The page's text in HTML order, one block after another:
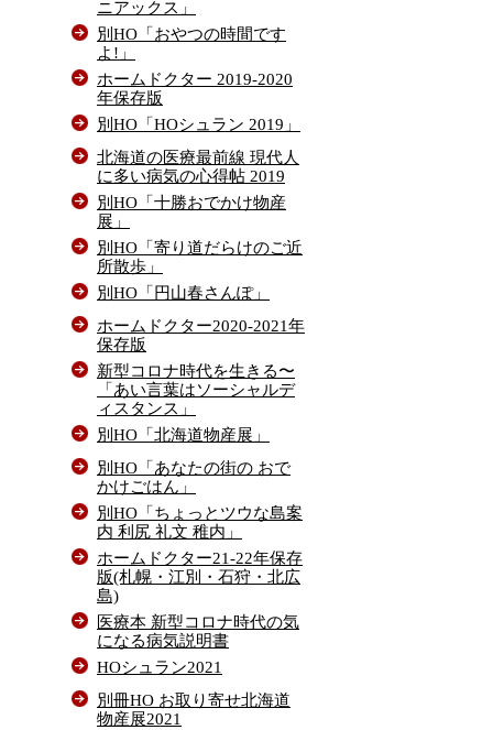
ニアックス」
別HO「おやつの時間です
よ!」
ホームドクター 2019-2020
年保存版
別HO「HOシュラン 2019」
北海道の医療最前線 現代人
に多い病気の心得帖 2019
別HO「十勝おでかけ物産
展」
別HO「寄り道だらけのご近
所散歩」
別HO「円山春さんぽ」
ホームドクター2020-2021年
保存版
新型コロナ時代を生きる〜
「あい言葉はソーシャルデ
ィスタンス」
別HO「北海道物産展」
別HO「あなたの街の おで
かけごはん」
別HO「ちょっとツウな島案
内 利尻 礼文 稚内」
ホームドクター21-22年保存
版(札幌・江別・石狩・北広
島)
医療本 新型コロナ時代の気
になる病気説明書
HOシュラン2021
別冊HO お取り寄せ北海道
物産展2021